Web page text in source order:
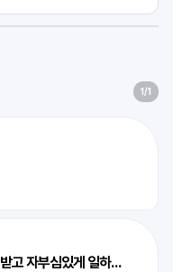
1/1
남여공용 건전샵(스웨디시아로마)교육받고 자부심있게 일하실 바디테라피사 모십니다